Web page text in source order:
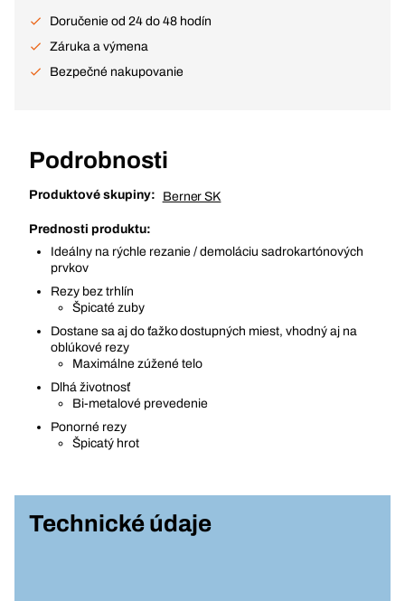
Doručenie od 24 do 48 hodín
Záruka a výmena
Bezpečné nakupovanie
Podrobnosti
Produktové skupiny: Berner SK
Prednosti produktu:
Ideálny na rýchle rezanie / demoláciu sadrokartónových
prvkov
Rezy bez trhlín
Špicaté zuby
Dostane sa aj do ťažko dostupných miest, vhodný aj na
oblúkové rezy
Maximálne zúžené telo
Dlhá životnosť
Bi-metalové prevedenie
Ponorné rezy
Špicatý hrot
Technické údaje